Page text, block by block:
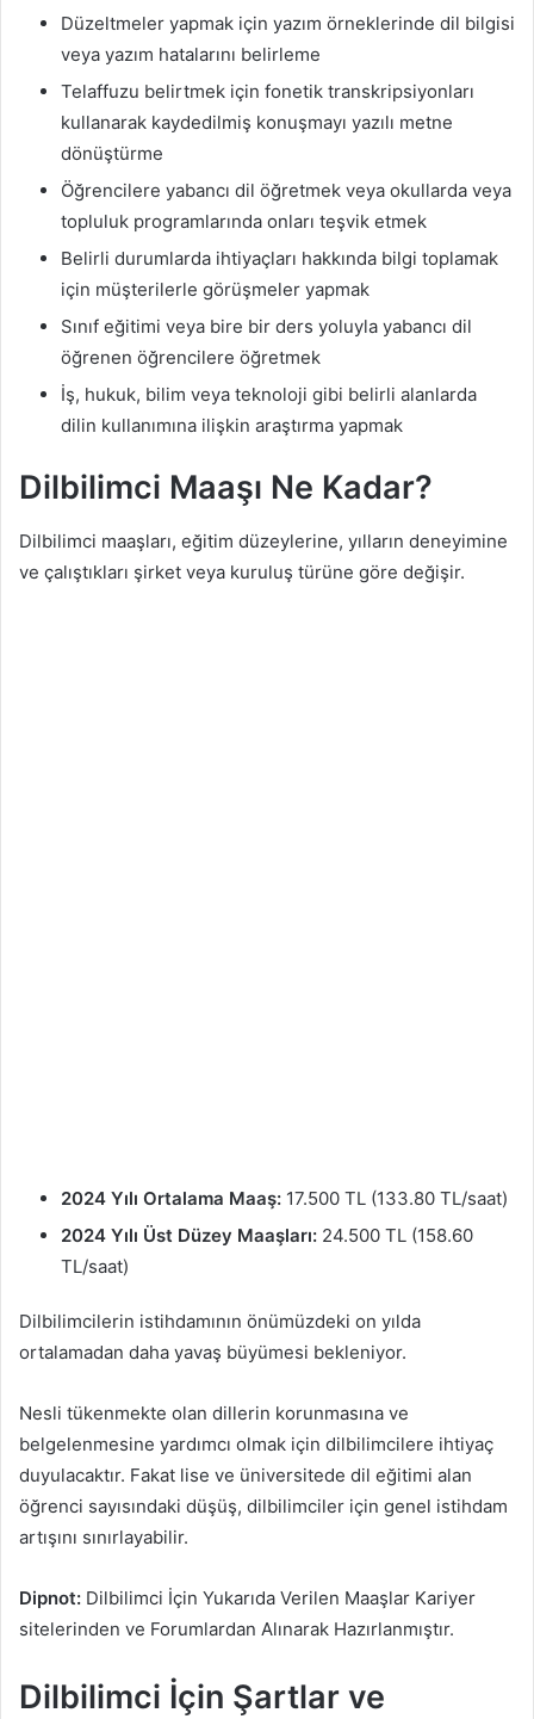
Düzeltmeler yapmak için yazım örneklerinde dil bilgisi
veya yazım hatalarını belirleme
Telaffuzu belirtmek için fonetik transkripsiyonları
kullanarak kaydedilmiş konuşmayı yazılı metne
dönüştürme
Öğrencilere yabancı dil öğretmek veya okullarda veya
topluluk programlarında onları teşvik etmek
Belirli durumlarda ihtiyaçları hakkında bilgi toplamak
için müşterilerle görüşmeler yapmak
Sınıf eğitimi veya bire bir ders yoluyla yabancı dil
öğrenen öğrencilere öğretmek
İş, hukuk, bilim veya teknoloji gibi belirli alanlarda
dilin kullanımına ilişkin araştırma yapmak
Dilbilimci Maaşı Ne Kadar?
Dilbilimci maaşları, eğitim düzeylerine, yılların deneyimine
ve çalıştıkları şirket veya kuruluş türüne göre değişir.
2024 Yılı Ortalama Maaş: 17.500 TL (133.80 TL/saat)
2024 Yılı Üst Düzey Maaşları: 24.500 TL (158.60
TL/saat)
Dilbilimcilerin istihdamının önümüzdeki on yılda
ortalamadan daha yavaş büyümesi bekleniyor.
Nesli tükenmekte olan dillerin korunmasına ve
belgelenmesine yardımcı olmak için dilbilimcilere ihtiyaç
duyulacaktır. Fakat lise ve üniversitede dil eğitimi alan
öğrenci sayısındaki düşüş, dilbilimciler için genel istihdam
artışını sınırlayabilir.
Dipnot: Dilbilimci İçin Yukarıda Verilen Maaşlar Kariyer
sitelerinden ve Forumlardan Alınarak Hazırlanmıştır.
Dilbilimci İçin Şartlar ve